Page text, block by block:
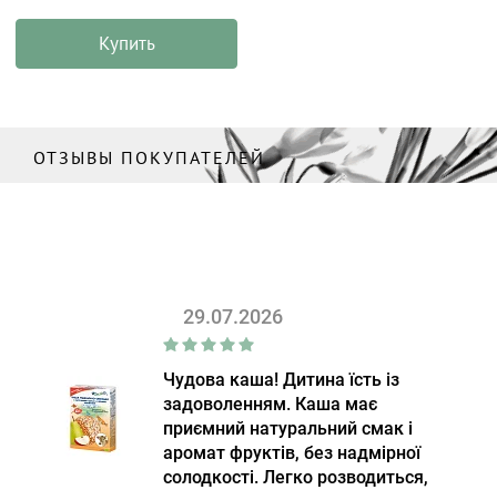
Купить
ОТЗЫВЫ ПОКУПАТЕЛЕЙ
29.07.2026
Чудова каша! Дитина їсть із
задоволенням. Каша має
приємний натуральний смак і
аромат фруктів, без надмірної
солодкості. Легко розводиться,